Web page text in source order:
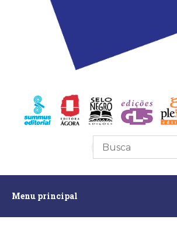
R$0,00
Menu principal
principalAssuntos